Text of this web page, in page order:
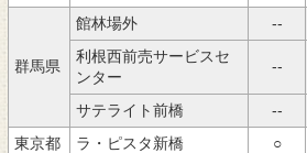
アクセス
群馬県
館林場外 --
利根西前売サービスセ
ンター
--
サテライト前橋 --
東京都
ラ・ピスタ新橋 ○